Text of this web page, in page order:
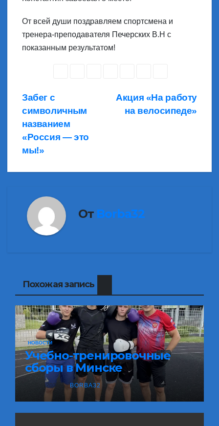
От всей души поздравляем спортсмена и
тренера-преподавателя Печерских В.Н с
показанным результатом!
Навигация
по
записям
Акция «На работу
на велосипеде»
Забег с
символичным
названием
«Россия — это
мы!»
От Borba32
Похожая запись
НОВОСТИ
Учебно-тренировочные
сборы в Минске
АВГ 4, 2026 BORBA32